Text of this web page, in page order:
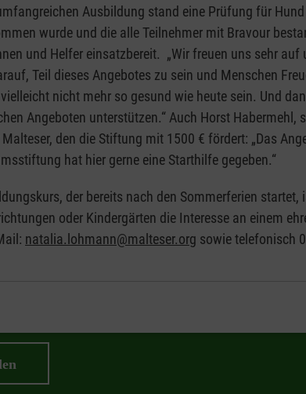
Ausbildung stand eine Prüfung für
wurde und die alle Teilnehmer mit Bravour
und Helfer einsatzbereit. „Wir freuen uns sehr auf
Teil dieses Angebotes zu sein und Menschen
nicht mehr so gesund wie heute sein. Und
Angeboten unterstützen.“ Auch Horst Habermehl,
den die Stiftung mit 1500 € fördert: „Das
hat hier gerne eine Starthilfe gegeben.“
der bereits nach den Sommerferien
oder Kindergärten die Interesse an einem
natalia.lohmann@malteser.org sowie telefonisch